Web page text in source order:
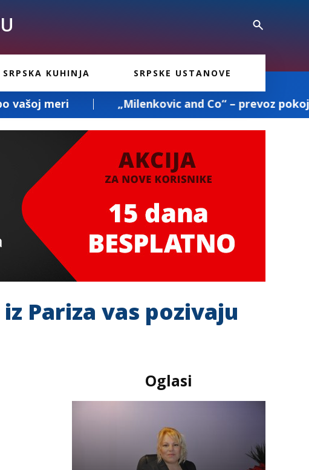
SRPSKA KUHINJA SRPSKE USTANOVE
„Milenkovic and Co“ – prevoz pokojnika, kompletna
iz Pariza vas pozivaju
Oglasi